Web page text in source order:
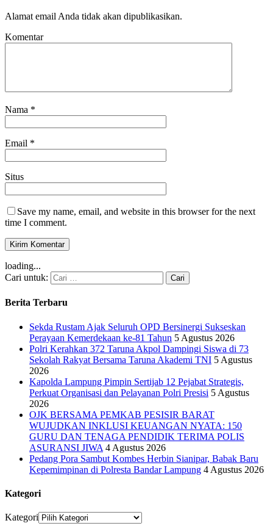
Alamat email Anda tidak akan dipublikasikan.
Komentar
Nama *
Email *
Situs
Save my name, email, and website in this browser for the next
time I comment.
loading...
Cari untuk:
Berita Terbaru
Sekda Rustam Ajak Seluruh OPD Bersinergi Sukseskan
Perayaan Kemerdekaan ke-81 Tahun 5 Agustus 2026
Polri Kerahkan 372 Taruna Akpol Dampingi Siswa di 73
Sekolah Rakyat Bersama Taruna Akademi TNI 5 Agustus
2026
Kapolda Lampung Pimpin Sertijab 12 Pejabat Strategis,
Perkuat Organisasi dan Pelayanan Polri Presisi 5 Agustus
2026
OJK BERSAMA PEMKAB PESISIR BARAT
WUJUDKAN INKLUSI KEUANGAN NYATA: 150
GURU DAN TENAGA PENDIDIK TERIMA POLIS
ASURANSI JIWA 4 Agustus 2026
Pedang Pora Sambut Kombes Herbin Sianipar, Babak Baru
Kepemimpinan di Polresta Bandar Lampung 4 Agustus 2026
Kategori
Kategori